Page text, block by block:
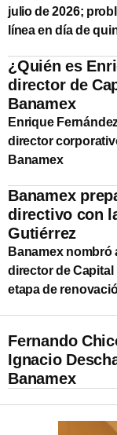
julio de 2026;
línea en día de
¿Quién es
director de
Banamex
Enrique
director
Banamex
Banamex
directivo con
Gutiérrez
Banamex nombró
director de Capital
etapa de
Fernando
Ignacio
Banamex